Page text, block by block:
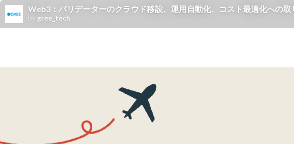
Web3：バリデーターのクラウド移設、運用自動化、コスト最適化への取
by gree_tech